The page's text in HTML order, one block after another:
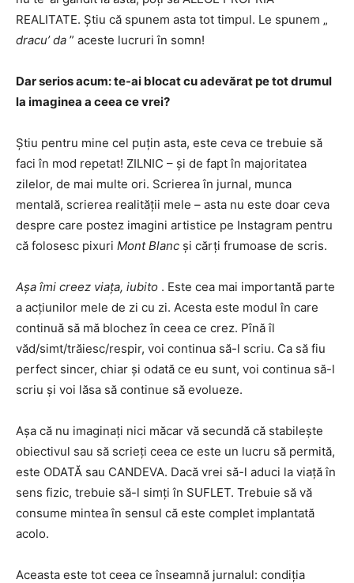
REALITATE. Știu că spunem asta tot timpul. Le spunem „
dracu’ da ” aceste lucruri în somn!
Dar serios acum: te-ai blocat cu adevărat pe tot drumul
la imaginea a ceea ce vrei?
Știu pentru mine cel puțin asta, este ceva ce trebuie să
faci în mod repetat! ZILNIC – și de fapt în majoritatea
zilelor, de mai multe ori. Scrierea în jurnal, munca
mentală, scrierea realității mele – asta nu este doar ceva
despre care postez imagini artistice pe Instagram pentru
că folosesc pixuri Mont Blanc și cărți frumoase de scris.
Așa îmi creez viața, iubito . Este cea mai importantă parte
a acțiunilor mele de zi cu zi. Acesta este modul în care
continuă să mă blochez în ceea ce crez. Pînă îl
văd/simt/trăiesc/respir, voi continua să-l scriu. Ca să fiu
perfect sincer, chiar și odată ce eu sunt, voi continua să-l
scriu și voi lăsa să continue să evolueze.
Așa că nu imaginați nici măcar vă secundă că stabilește
obiectivul sau să scrieți ceea ce este un lucru să permită,
este ODATĂ sau CANDEVA. Dacă vrei să-l aduci la viață în
sens fizic, trebuie să-l simți în SUFLET. Trebuie să vă
consume mintea în sensul că este complet implantată
acolo.
Aceasta este tot ceea ce înseamnă jurnalul: condiția